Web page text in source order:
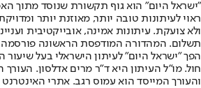
"ישראל היום" הוא גוף תקשורת שנוסד מתוך
ראוי לעיתונות טובה יותר, מאוזנת יותר
ולא צועקת. עיתונות אמינה, אובייקטיבית
הפך "ישראל היום" לעיתון הישראלי בעל שיעור
חול. מו"ל העיתון היא ד"ר מרים אדלסון.
והעורך המייסד הוא עמוס רגב. אתרי